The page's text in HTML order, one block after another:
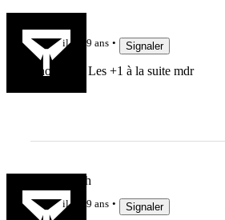
il y a 9 ans Signaler
Énorme! :) Les +1 à la suite mdr
GuichMuch
il y a 9 ans Signaler